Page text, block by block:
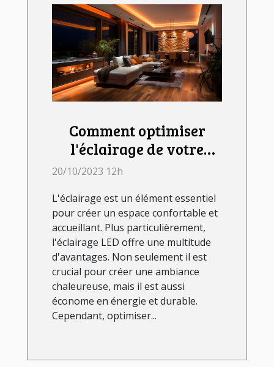
Comment optimiser
l'éclairage de votre
chambre avec les LED
20/10/2023 12h
L'éclairage est un élément essentiel
pour créer un espace confortable et
accueillant. Plus particulièrement,
l'éclairage LED offre une multitude
d'avantages. Non seulement il est
crucial pour créer une ambiance
chaleureuse, mais il est aussi
économe en énergie et durable.
Cependant, optimiser...